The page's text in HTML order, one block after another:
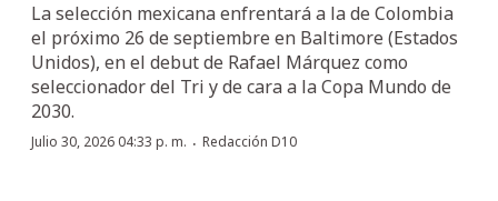
La selección mexicana enfrentará a la de Colombia
el próximo 26 de septiembre en Baltimore (Estados
Unidos), en el debut de Rafael Márquez como
seleccionador del Tri y de cara a la Copa Mundo de
2030.
Julio 30, 2026 04:33 p. m. · Redacción D10